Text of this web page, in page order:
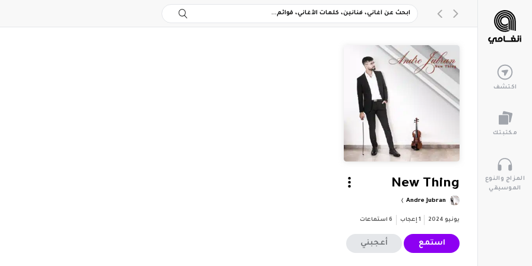
اكتشف
مكتبتك
المزاج والنوع
الموسيقي
New Thing
Andre Jubran
يونيو 2024 1 إعجاب 6 استماعات
استمع أعجبني